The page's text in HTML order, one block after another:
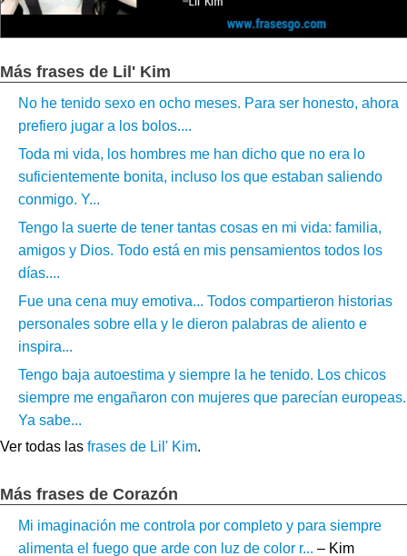
Más frases de Lil' Kim
No he tenido sexo en ocho meses. Para ser honesto, ahora
prefiero jugar a los bolos....
Toda mi vida, los hombres me han dicho que no era lo
suficientemente bonita, incluso los que estaban saliendo
conmigo. Y...
Tengo la suerte de tener tantas cosas en mi vida: familia,
amigos y Dios. Todo está en mis pensamientos todos los
días....
Fue una cena muy emotiva... Todos compartieron historias
personales sobre ella y le dieron palabras de aliento e
inspira...
Tengo baja autoestima y siempre la he tenido. Los chicos
siempre me engañaron con mujeres que parecían europeas.
Ya sabe...
Ver todas las frases de Lil' Kim.
Más frases de Corazón
Mi imaginación me controla por completo y para siempre
alimenta el fuego que arde con luz de color r... – Kim